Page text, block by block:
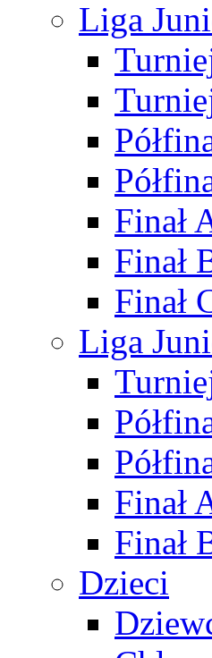
Liga
Finał
Finał
Finał
Liga
Finał
Finał
Dzieci